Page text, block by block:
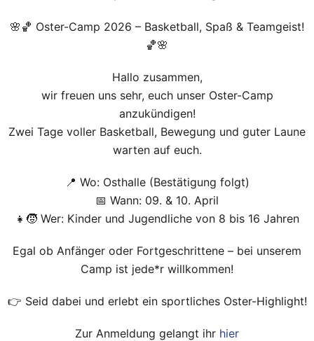
🌸🏀 Oster-Camp 2026 – Basketball, Spaß & Teamgeist!
🏀🌸
Hallo zusammen,
wir freuen uns sehr, euch unser Oster-Camp
anzukündigen!
Zwei Tage voller Basketball, Bewegung und guter Laune
warten auf euch.
📍 Wo: Osthalle (Bestätigung folgt)
📅 Wann: 09. & 10. April
👧🧒 Wer: Kinder und Jugendliche von 8 bis 16 Jahren
Egal ob Anfänger oder Fortgeschrittene – bei unserem
Camp ist jede*r willkommen!
👉 Seid dabei und erlebt ein sportliches Oster-Highlight!
Zur Anmeldung gelangt ihr hier